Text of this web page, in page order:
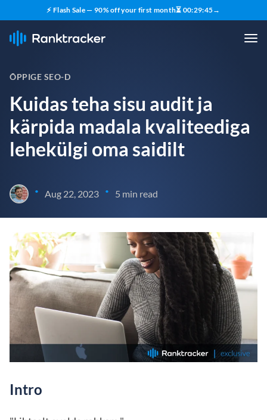
⚡ Flash Sale — 90% off your first month⏳ 00:29:44→
ÕPPIGE SEO-D
Kuidas teha sisu audit ja
kärpida madala kvaliteediga
lehekülgi oma saidilt
• Aug 22, 2023 • 5 min read
Intro